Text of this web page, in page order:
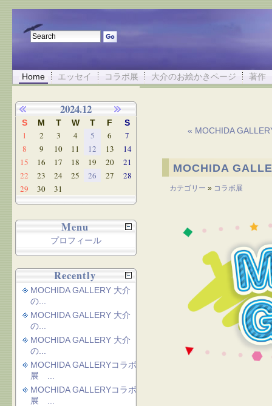
Home エッセイ コラボ展 大介のお絵かきページ 著作
« MOCHIDA
MOCHIDA
カテゴリー » コラボ展
2024.12
S M T W T F S
1 2 3 4 5 6
7
8
9 10 11 12 13
14
15
16 17 18 19 20
21
22
23 24 25 26 27
28
29
30 31
Menu
プロフィール
Recently
MOCHIDA GALLERY 大介
の...
MOCHIDA GALLERY 大介
の...
MOCHIDA GALLERY 大介
の...
MOCHIDA GALLERYコラボ
展 ...
MOCHIDA GALLERYコラボ
展 ...